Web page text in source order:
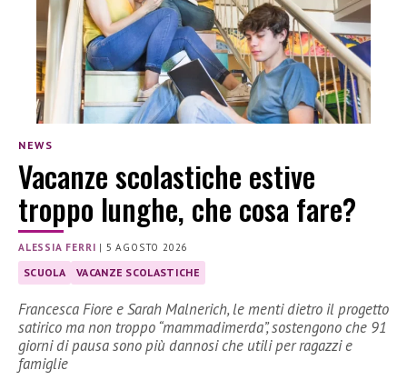
NEWS
Vacanze scolastiche estive
troppo lunghe, che cosa fare?
ALESSIA FERRI | 5 AGOSTO 2026
SCUOLA VACANZE SCOLASTICHE
Francesca Fiore e Sarah Malnerich, le menti dietro il progetto
satirico ma non troppo “mammadimerda”, sostengono che 91
giorni di pausa sono più dannosi che utili per ragazzi e
famiglie